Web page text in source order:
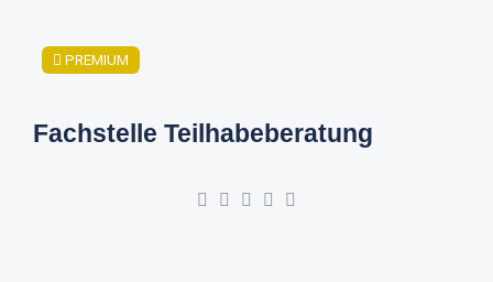
PREMIUM
Fachstelle Teilhabeberatung